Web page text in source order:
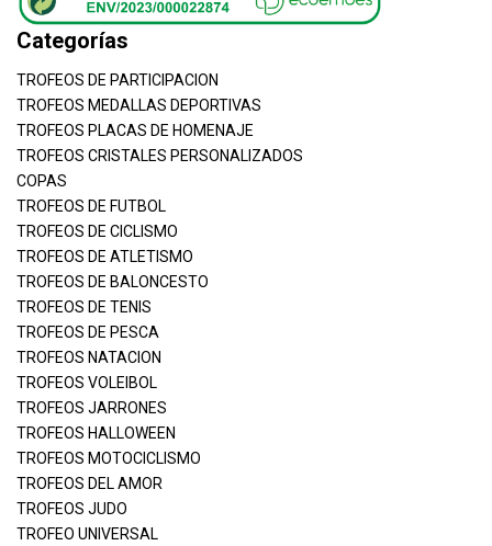
Categorías
TROFEOS DE PARTICIPACION
TROFEOS MEDALLAS DEPORTIVAS
TROFEOS PLACAS DE HOMENAJE
TROFEOS CRISTALES PERSONALIZADOS
COPAS
TROFEOS DE FUTBOL
TROFEOS DE CICLISMO
TROFEOS DE ATLETISMO
TROFEOS DE BALONCESTO
TROFEOS DE TENIS
TROFEOS DE PESCA
TROFEOS NATACION
TROFEOS VOLEIBOL
TROFEOS JARRONES
TROFEOS HALLOWEEN
TROFEOS MOTOCICLISMO
TROFEOS DEL AMOR
TROFEOS JUDO
TROFEO UNIVERSAL